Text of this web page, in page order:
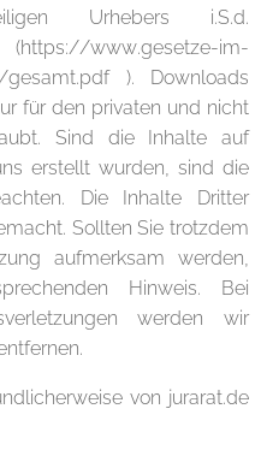
Urhebers i.S.d.
www.gesetze-im-
gesamt.pdf ). Downloads
für den privaten und nicht
Sind die Inhalte auf
erstellt wurden, sind die
Die Inhalte Dritter
Sollten Sie trotzdem
aufmerksam werden,
Hinweis. Bei
werden wir
von jurarat.de